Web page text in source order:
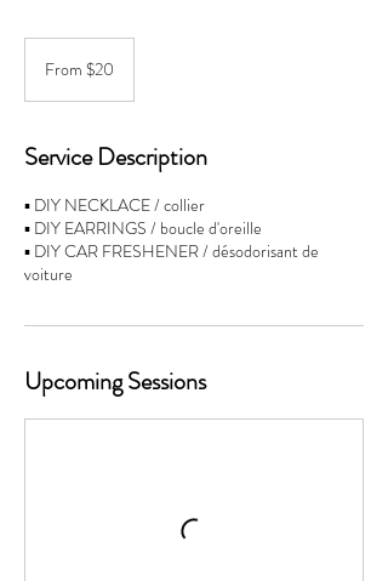
Canadian
From $20
Service Description
▪️ DIY NECKLACE / collier
▪️ DIY EARRINGS / boucle d'oreille
▪️ DIY CAR FRESHENER / désodorisant de
voiture
Upcoming Sessions